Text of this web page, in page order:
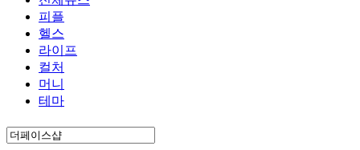
피플
헬스
라이프
컬처
머니
테마